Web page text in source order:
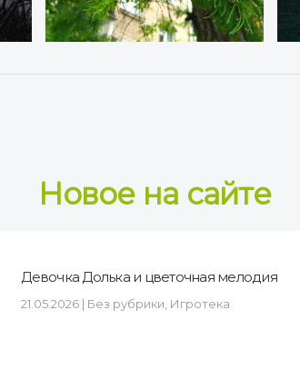
Новое на сайте
Девочка Долька и цветочная мелодия
21.05.2026 | Без рубрики, Игротека